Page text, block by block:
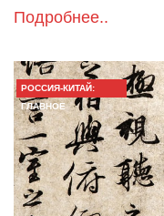
Подробнее..
РОССИЯ-КИТАЙ:
ГЛАВНОЕ